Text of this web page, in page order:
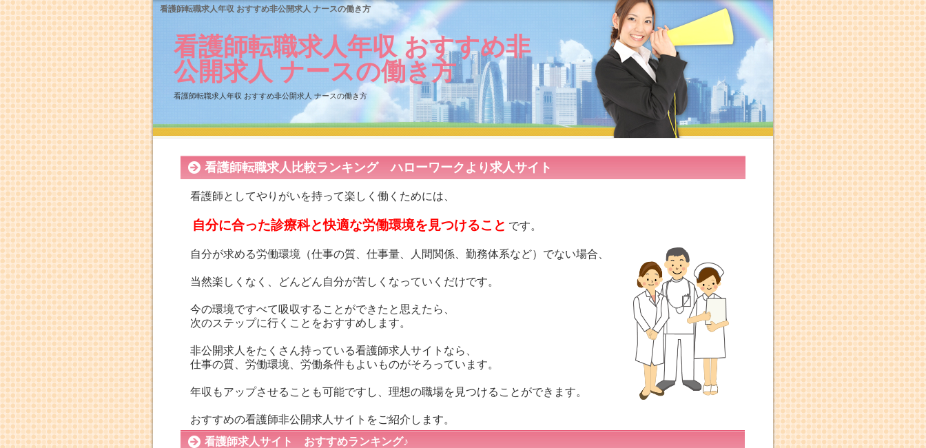
看護師転職求人年収 おすすめ非公開求人 ナースの働き方
看護師転職求人年収 おすすめ非
公開求人 ナースの働き方
看護師転職求人年収 おすすめ非公開求人 ナースの働き方
看護師転職求人比較ランキング ハローワークより求人サイト
看護師としてやりがいを持って楽しく働くためには、
自分に合った診療科と快適な労働環境を見つけること です。
自分が求める労働環境（仕事の質、仕事量、人間関係、勤務体系など）でない場合、
当然楽しくなく、どんどん自分が苦しくなっていくだけです。
今の環境ですべて吸収することができたと思えたら、
次のステップに行くことをおすすめします。
非公開求人をたくさん持っている看護師求人サイトなら、
仕事の質、労働環境、労働条件もよいものがそろっています。
年収もアップさせることも可能ですし、理想の職場を見つけることができます。
おすすめの看護師非公開求人サイトをご紹介します。
看護師求人サイト おすすめランキング♪